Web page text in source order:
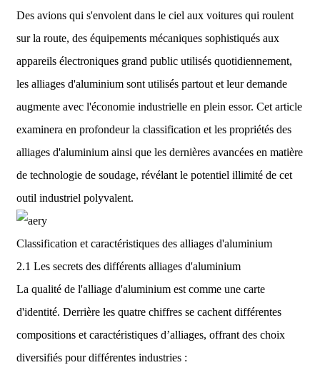
Des avions qui s'envolent dans le ciel aux voitures qui roulent
sur la route, des équipements mécaniques sophistiqués aux
appareils électroniques grand public utilisés quotidiennement,
les alliages d'aluminium sont utilisés partout et leur demande
augmente avec l'économie industrielle en plein essor. Cet article
examinera en profondeur la classification et les propriétés des
alliages d'aluminium ainsi que les dernières avancées en matière
de technologie de soudage, révélant le potentiel illimité de cet
outil industriel polyvalent.
Classification et caractéristiques des alliages d'aluminium
2.1 Les secrets des différents alliages d'aluminium
La qualité de l'alliage d'aluminium est comme une carte
d'identité. Derrière les quatre chiffres se cachent différentes
compositions et caractéristiques d’alliages, offrant des choix
diversifiés pour différentes industries :